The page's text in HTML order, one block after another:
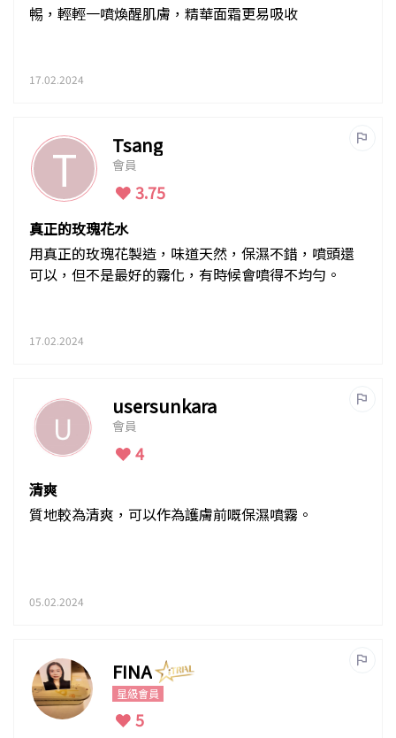
𣈱，輕輕一噴煥醒肌膚，精華面霜更易吸收
17.02.2024
T Tsang
會員
3.75
真正的玫瑰花水
用真正的玫瑰花製造，味道天然，保濕不錯，噴頭還
可以，但不是最好的霧化，有時候會噴得不均勻。
17.02.2024
usersunkara
會員
4
清爽
質地較為清爽，可以作為護膚前嘅保濕噴霧。
05.02.2024
FINA
星級會員
5